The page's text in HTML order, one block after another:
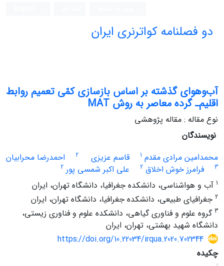
دو فصلنامه کواترنری ایران
آب‌وهوای گذشته بر اساس بازسازی کمّی تعمیم روابط
اقلیم‌ـ گرده‌ معاصر به روش MAT
نوع مقاله : مقاله پژوهشی
نویسندگان
محمدامین مرادی مقدم 1 قاسم عزیزی 2 احمدرضا محرابیان
3 فرامرز خوش اخلاق 2 علی اکبر شمسی پور 2
1 آب و هواشناسی، دانشکده جغرافیا، دانشگاه تهران، ایران
2 جغرافیای طبیعی، دانشکده جغرافیا، دانشگاه تهران، ایران
3 گروه علوم و فناوری گیاهی، دانشکده علوم و فناوری زیستی،
دانشگاه شهید بهشتی، تهران، ایران
https://doi.org/10.22034/irqua.2020.702344
چکیده